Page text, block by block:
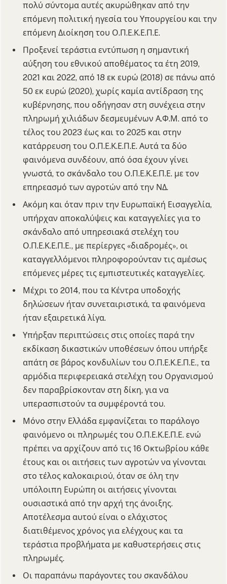
πολύ σύντομα αυτές ακυρώθηκαν από την
επόμενη πολιτική ηγεσία του Υπουργείου και την
επόμενη Διοίκηση του Ο.Π.Ε.Κ.Ε.Π.Ε.
Προξενεί τεράστια εντύπωση η σημαντική
αύξηση του εθνικού αποθέματος τα έτη 2019,
2021 και 2022, από 18 εκ ευρώ (2018) σε πάνω από
50 εκ ευρώ (2020), χωρίς καμία αντίδραση της
κυβέρνησης, που οδήγησαν στη συνέχεια στην
πληρωμή χιλιάδων δεσμευμένων Α.Φ.Μ. από το
τέλος του 2023 έως και το 2025 και στην
κατάρρευση του Ο.Π.Ε.Κ.Ε.Π.Ε. Αυτά τα δύο
φαινόμενα συνδέουν, από όσα έχουν γίνει
γνωστά, το σκάνδαλο του Ο.Π.Ε.Κ.Ε.Π.Ε. με τον
επηρεασμό των αγροτών από την ΝΔ.
Ακόμη και όταν πριν την Ευρωπαϊκή Εισαγγελία,
υπήρχαν αποκαλύψεις και καταγγελίες για το
σκάνδαλο από υπηρεσιακά στελέχη του
Ο.Π.Ε.Κ.Ε.Π.Ε., με περίεργες «διαδρομές», οι
καταγγελλόμενοι πληροφορούνταν τις αμέσως
επόμενες μέρες τις εμπιστευτικές καταγγελίες.
Μέχρι το 2014, που τα Κέντρα υποδοχής
δηλώσεων ήταν συνεταιριστικά, τα φαινόμενα
ήταν εξαιρετικά λίγα.
Υπήρξαν περιπτώσεις στις οποίες παρά την
εκδίκαση δικαστικών υποθέσεων όπου υπήρξε
απάτη σε βάρος κονδυλίων του Ο.Π.Ε.Κ.Ε.Π.Ε., τα
αρμόδια περιφερειακά στελέχη του Οργανισμού
δεν παραβρίσκονταν στη δίκη, για να
υπερασπιστούν τα συμφέροντά του.
Μόνο στην Ελλάδα εμφανίζεται το παράλογο
φαινόμενο οι πληρωμές του Ο.Π.Ε.Κ.Ε.Π.Ε. ενώ
πρέπει να αρχίζουν από τις 16 Οκτωβρίου κάθε
έτους και οι αιτήσεις των αγροτών να γίνονται
στο τέλος καλοκαιριού, όταν σε όλη την
υπόλοιπη Ευρώπη οι αιτήσεις γίνονται
ουσιαστικά από την αρχή της άνοιξης.
Αποτέλεσμα αυτού είναι ο ελάχιστος
διατιθέμενος χρόνος για ελέγχους και τα
τεράστια προβλήματα με καθυστερήσεις στις
πληρωμές.
Οι παραπάνω παράγοντες του σκανδάλου